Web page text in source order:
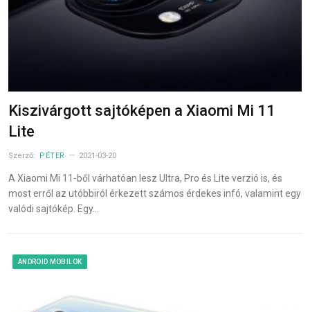
Kiszivárgott sajtóképen a Xiaomi Mi 11
Lite
Szerző: PÉTER 2021-03-20
A Xiaomi Mi 11-ből várhatóan lesz Ultra, Pro és Lite verzió is, és
most erről az utóbbiról érkezett számos érdekes infó, valamint egy
valódi sajtókép. Egy…
ANDROID MOBILOK